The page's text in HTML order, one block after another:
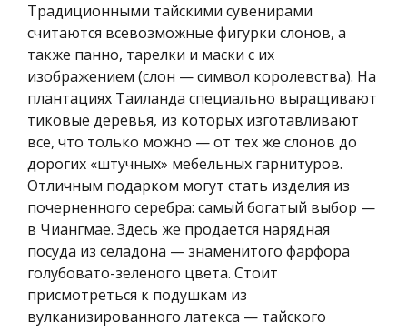
Традиционными тайскими сувенирами
считаются всевозможные фигурки слонов, а
также панно, тарелки и маски с их
изображением (слон — символ королевства). На
плантациях Таиланда специально выращивают
тиковые деревья, из которых изготавливают
все, что только можно — от тех же слонов до
дорогих «штучных» мебельных гарнитуров.
Отличным подарком могут стать изделия из
почерненного серебра: самый богатый выбор —
в Чиангмае. Здесь же продается нарядная
посуда из селадона — знаменитого фарфора
голубовато-зеленого цвета. Стоит
присмотреться к подушкам из
вулканизированного латекса — тайского